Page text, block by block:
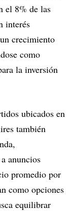
el 8% de las
interés
crecimiento
como
la inversión
ubicados en
también
anuncios
promedio por
como opciones
equilibrar